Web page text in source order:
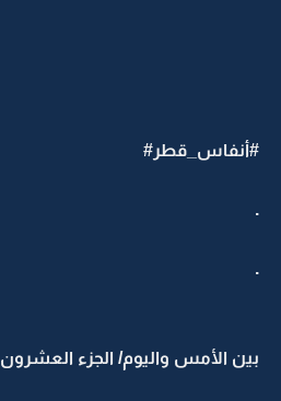
#أنفاس_قطر#
.
.
بين الأمس واليوم/ الجزء العشرون